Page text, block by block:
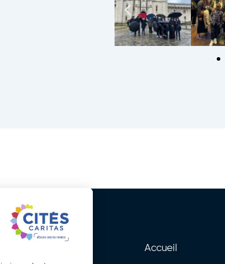
Accueil